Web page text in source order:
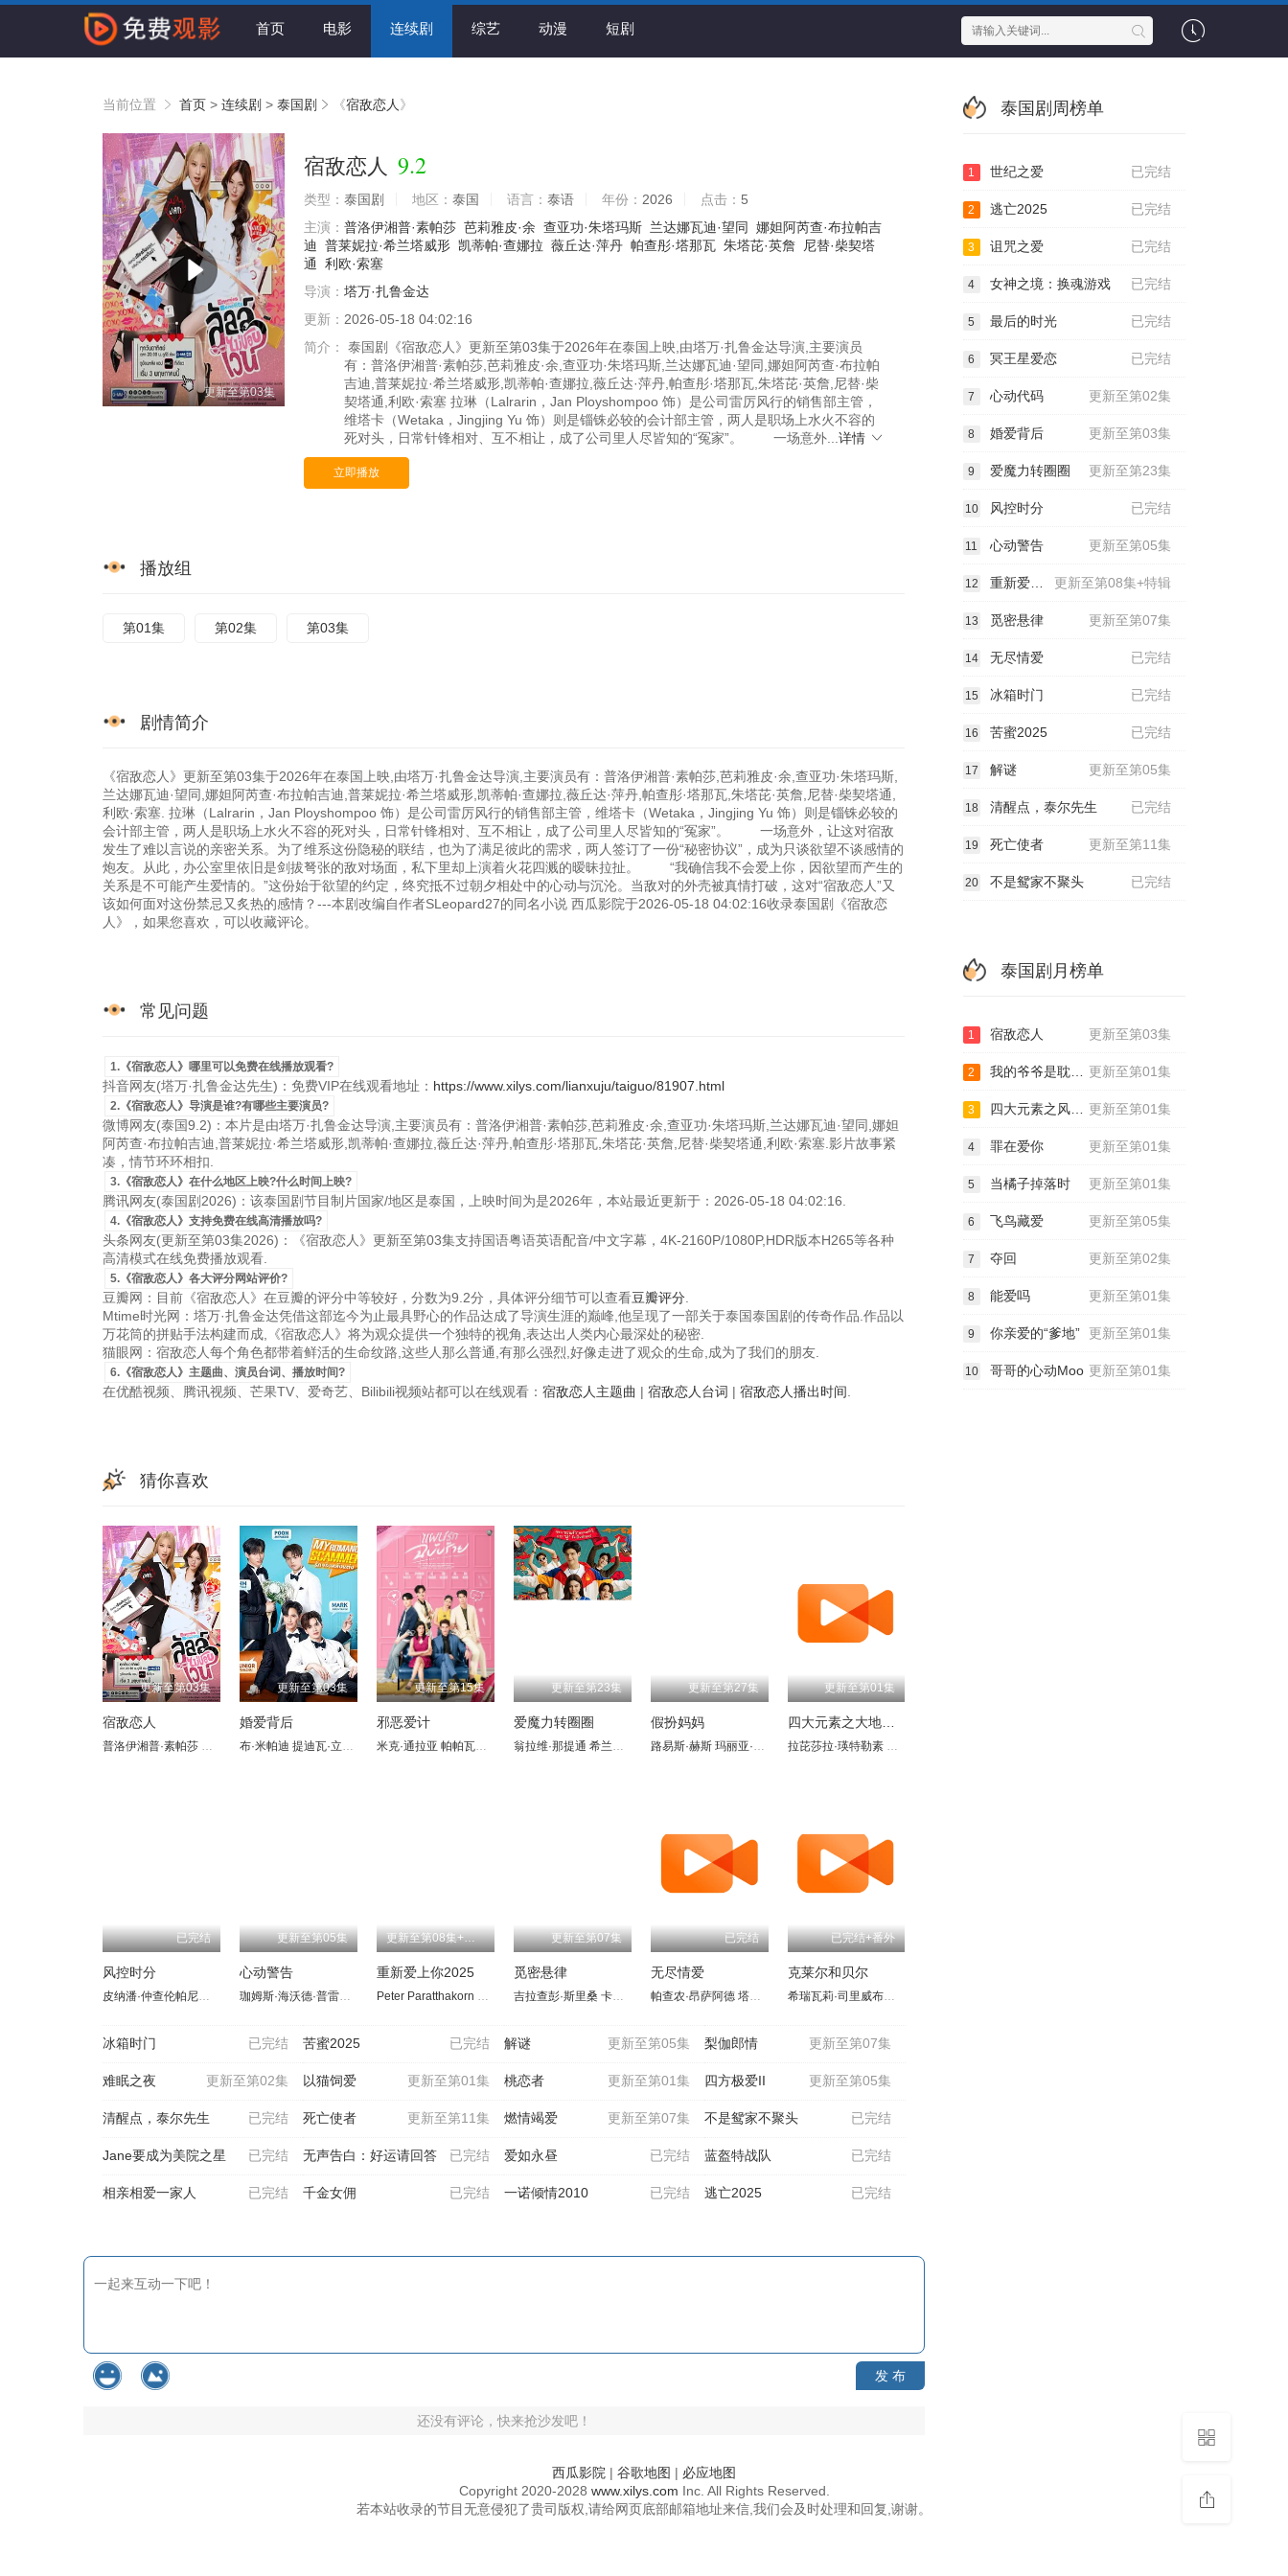
首页 电影 连续剧 综艺 动漫 短剧
当前位置 首页 > 连续剧 > 泰国剧 《宿敌恋人 》
更新至第03集
宿敌恋人 9.2
类型： 泰国剧 地区： 泰国 语言： 泰语 年份： 2026 点击： 5
主演： 普洛伊湘普·素帕莎 芭莉雅皮·余 查亚功·朱塔玛斯 兰达娜瓦迪·望同
娜妲阿芮查·布拉帕吉
迪
普莱妮拉·希兰塔威形 凯蒂帕·查娜拉 薇丘达·萍丹 帕查彤·塔那瓦 朱塔芘·英詹
尼替·柴契塔
通
利欧·索塞
导演： 塔万·扎鲁金达
更新： 2026-05-18 04:02:16
简介：
泰国剧《宿敌恋人》更新至第03集于2026年在泰国上映,由塔万·扎鲁金达导演,主要演员
有：普洛伊湘普·素帕莎,芭莉雅皮·余,查亚功·朱塔玛斯,兰达娜瓦迪·望同,娜妲阿芮查·布拉帕
吉迪,普莱妮拉·希兰塔威形,凯蒂帕·查娜拉,薇丘达·萍丹,帕查彤·塔那瓦,朱塔芘·英詹,尼替·柴
契塔通,利欧·索塞 拉琳（Lalrarin，Jan Ployshompoo 饰）是公司雷厉风行的销售部主管，
维塔卡（Wetaka，Jingjing Yu 饰）则是锱铢必较的会计部主管，两人是职场上水火不容的
死对头，日常针锋相对、互不相让，成了公司里人尽皆知的“冤家”。 一场意外... 详情
立即播放
播放组
第01集 第02集 第03集
剧情简介
《宿敌恋人》更新至第03集于2026年在泰国上映,由塔万·扎鲁金达导演,主要演员有：普洛伊湘普·素帕莎,芭莉雅皮·余,查亚功·朱塔玛斯,
兰达娜瓦迪·望同,娜妲阿芮查·布拉帕吉迪,普莱妮拉·希兰塔威形,凯蒂帕·查娜拉,薇丘达·萍丹,帕查彤·塔那瓦,朱塔芘·英詹,尼替·柴契塔通,
利欧·索塞. 拉琳（Lalrarin，Jan Ployshompoo 饰）是公司雷厉风行的销售部主管，维塔卡（Wetaka，Jingjing Yu 饰）则是锱铢必较的
会计部主管，两人是职场上水火不容的死对头，日常针锋相对、互不相让，成了公司里人尽皆知的“冤家”。 一场意外，让这对宿敌
发生了难以言说的亲密关系。为了维系这份隐秘的联结，也为了满足彼此的需求，两人签订了一份“秘密协议”，成为只谈欲望不谈感情的
炮友。从此，办公室里依旧是剑拔弩张的敌对场面，私下里却上演着火花四溅的暧昧拉扯。 “我确信我不会爱上你，因欲望而产生的
关系是不可能产生爱情的。”这份始于欲望的约定，终究抵不过朝夕相处中的心动与沉沦。当敌对的外壳被真情打破，这对“宿敌恋人”又
该如何面对这份禁忌又炙热的感情？---本剧改编自作者SLeopard27的同名小说 西瓜影院于2026-05-18 04:02:16收录泰国剧《宿敌恋
人》，如果您喜欢，可以收藏评论。
常见问题
1.《宿敌恋人》哪里可以免费在线播放观看?
抖音网友(塔万·扎鲁金达先生)：免费VIP在线观看地址： https://www.xilys.com/lianxuju/taiguo/81907.html
2.《宿敌恋人》导演是谁?有哪些主要演员?
微博网友(泰国9.2)：本片是由塔万·扎鲁金达导演,主要演员有：普洛伊湘普·素帕莎,芭莉雅皮·余,查亚功·朱塔玛斯,兰达娜瓦迪·望同,娜妲
阿芮查·布拉帕吉迪,普莱妮拉·希兰塔威形,凯蒂帕·查娜拉,薇丘达·萍丹,帕查彤·塔那瓦,朱塔芘·英詹,尼替·柴契塔通,利欧·索塞.影片故事紧
凑，情节环环相扣.
3.《宿敌恋人》在什么地区上映?什么时间上映?
腾讯网友(泰国剧2026)：该泰国剧节目制片国家/地区是泰国，上映时间为是2026年，本站最近更新于：2026-05-18 04:02:16.
4.《宿敌恋人》支持免费在线高清播放吗?
头条网友(更新至第03集2026)：《宿敌恋人》更新至第03集支持国语粤语英语配音/中文字幕，4K-2160P/1080P,HDR版本H265等各种
高清模式在线免费播放观看.
5.《宿敌恋人》各大评分网站评价?
豆瓣网：目前《宿敌恋人》在豆瓣的评分中等较好，分数为9.2分，具体评分细节可以查看豆瓣评分
Mtime时光网：塔万·扎鲁金达凭借这部迄今为止最具野心的作品达成了导演生涯的巅峰,他呈现了一部关于泰国泰国剧的传奇作品.作品以
万花筒的拼贴手法构建而成,《宿敌恋人》将为观众提供一个独特的视角,表达出人类内心最深处的秘密.
猫眼网：宿敌恋人每个角色都带着鲜活的生命纹路,这些人那么普通,有那么强烈,好像走进了观众的生命,成为了我们的朋友.
6.《宿敌恋人》主题曲、演员台词、播放时间?
在优酷视频、腾讯视频、芒果TV、爱奇艺、Bilibili视频站都可以在线观看： 宿敌恋人主题曲 | 宿敌恋人台词 | 宿敌恋人播出时间
猜你喜欢
更新至第03集
宿敌恋人
普洛伊湘普·素帕莎 芭莉雅皮·余 查亚功·朱塔玛斯 兰达娜瓦迪·望同 娜妲阿芮查·布拉帕吉迪 普莱妮拉·希兰塔威形 凯蒂帕·查娜拉 薇丘达·萍丹 帕查彤·塔那瓦 朱塔芘·英詹
更新至第03集
婚爱背后
布·米帕迪 提迪瓦·立帕拉赛 吉兰塔宁·特拉塔那永 帕查差·司隶亚楠让 维拉育特·查苏克 普莱妮拉·希兰塔威形 吉拉提·彭马尼
更新至第15集
邪恶爱计
米克·通拉亚 帕帕瓦迪·钱萨莫恩 吉尔迪彭·邦勒柴立 莎塔南·同诵布恩 孔查可恩·宋善藤 克里斯沙达·苏帕普洛姆
更新至第23集
爱魔力转圈圈
翁拉维·那提通 希兰格里·昌康 吉拉瓦·苏提瓦尼沙克 瓦鲁特·查瓦力朱吉翁 卢克·石川·普劳顿
更新至第27集
假扮妈妈
路易斯·赫斯 玛丽亚·赫施勒 查克里特·布恩辛 Pattharapong Watkamee
更新至第01集
四大元素之大地情缘
拉芘莎拉·瑛特勒素 Panthita Jencharoentham
已完结
风控时分
鄂尔廷·迪拉帕特·萨姆猜 塔夫提普·吉拉普拉森 Mind Napasasi Surawan 松辛·玛妮湾 素帕娜·吉塔勒拉
更新至第05集
心动警告
珈姆斯·海沃德·普雷斯科特 卡德·普洛伊苏帕 达卫·码修崴·罗伯茨 塔努帕·彭苏湾
更新至第08集+特辑
重新爱上你2025
Golf Kunavut Jirattikorn
更新至第07集
觅密悬律
吉拉查彭·斯里桑 卡西特·普洛彭 诺帕努·甘塔柴 朱塔芘·英詹 Jan Ployshompoo Supasap
已完结
无尽情爱
帕查农·昂萨阿德 塔纳塔特·英波查伊 阿索沃瑞·皮尼甘渣纳潘
已完结+番外
克莱尔和贝尔
希瑞瓦莉·司里威布恩
已完结
冰箱时门 已完结
苦蜜2025 更新至第05集
解谜 更新至第07集
梨伽郎情
更新至第02集
难眠之夜 更新至第01集
以猫饲爱 更新至第01集
桃恋者 更新至第05集
四方极爱II
已完结
清醒点，泰尔先生 更新至第11集
死亡使者 更新至第07集
燃情竭爱 已完结
不是鸳家不聚头
已完结
Jane要成为美院之星 已完结
无声告白：好运请回答 已完结
爱如永昼 已完结
蓝盔特战队
已完结
相亲相爱一家人 已完结
千金女佣 已完结
一诺倾情2010 已完结
逃亡2025
发 布
还没有评论，快来抢沙发吧！
泰国剧周榜单
已完结
1 世纪之爱
已完结
2 逃亡2025
已完结
3 诅咒之爱
已完结
4 女神之境：换魂游戏
已完结
5 最后的时光
已完结
6 冥王星爱恋
更新至第02集
7 心动代码
更新至第03集
8 婚爱背后
更新至第23集
9 爱魔力转圈圈
已完结
10 风控时分
更新至第05集
11 心动警告
更新至第08集+特辑
12 重新爱上你2025
更新至第07集
13 觅密悬律
已完结
14 无尽情爱
已完结
15 冰箱时门
已完结
16 苦蜜2025
更新至第05集
17 解谜
已完结
18 清醒点，泰尔先生
更新至第11集
19 死亡使者
已完结
20 不是鸳家不聚头
泰国剧月榜单
更新至第03集
1 宿敌恋人
更新至第01集
2 我的爷爷是耽美作家
更新至第01集
3 四大元素之风之恋歌
更新至第01集
4 罪在爱你
更新至第01集
5 当橘子掉落时
更新至第05集
6 飞鸟藏爱
更新至第02集
7 夺回
更新至第01集
8 能爱吗
更新至第01集
9 你亲爱的“爹地”
更新至第01集
10 哥哥的心动Moo
西瓜影院 | 谷歌地图 | 必应地图
Copyright 2020-2028 www.xilys.com Inc. All Rights Reserved.
若本站收录的节目无意侵犯了贵司版权,请给网页底部邮箱地址来信,我们会及时处理和回复,谢谢。